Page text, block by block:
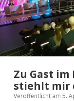
Zu Gast
stiehlt mir
Veröffentlicht am 5.